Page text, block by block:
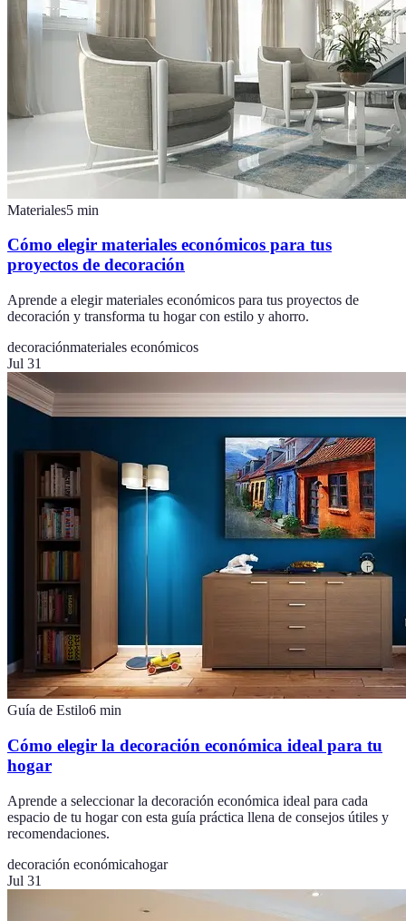
Materiales5 min
Cómo elegir materiales económicos para tus
proyectos de decoración
Aprende a elegir materiales económicos para tus proyectos de
decoración y transforma tu hogar con estilo y ahorro.
decoraciónmateriales económicos
Jul 31
Guía de Estilo6 min
Cómo elegir la decoración económica ideal para tu
hogar
Aprende a seleccionar la decoración económica ideal para cada
espacio de tu hogar con esta guía práctica llena de consejos útiles y
recomendaciones.
decoración económicahogar
Jul 31